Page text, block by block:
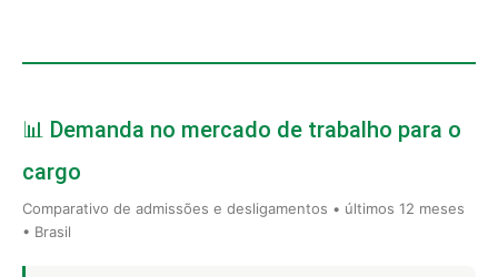
📊 Demanda no mercado de trabalho para o
cargo
Comparativo de admissões e desligamentos • últimos 12 meses
• Brasil